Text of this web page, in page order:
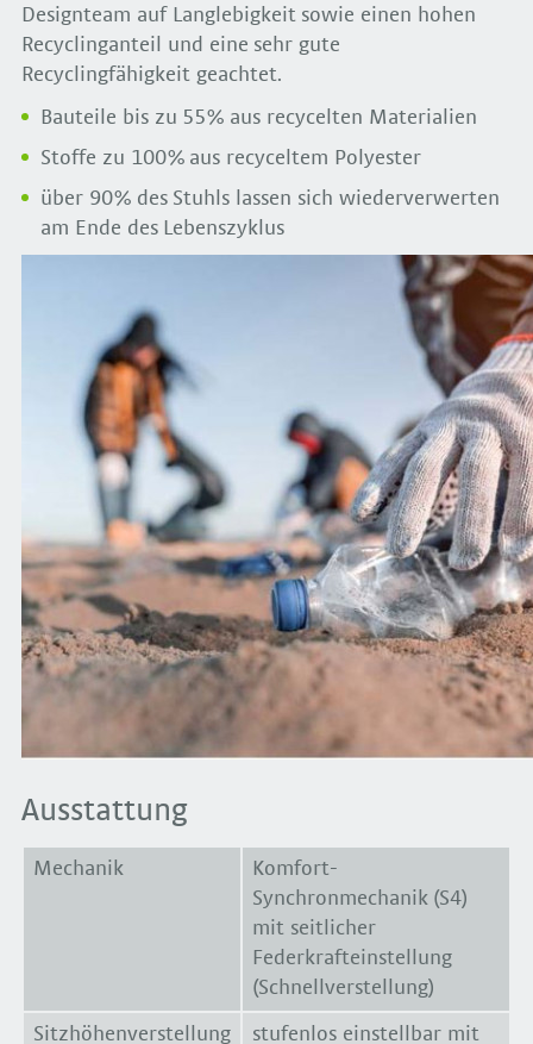
Designteam auf Langlebigkeit sowie einen hohen
Recyclinganteil und eine sehr gute
Recyclingfähigkeit geachtet.
Bauteile bis zu 55% aus recycelten Materialien
Stoffe zu 100% aus recyceltem Polyester
über 90% des Stuhls lassen sich wiederverwerten
am Ende des Lebenszyklus
Ausstattung
Mechanik
Komfort-
Synchronmechanik (S4)
mit seitlicher
Federkrafteinstellung
(Schnellverstellung)
Sitzhöhenverstellung stufenlos einstellbar mit